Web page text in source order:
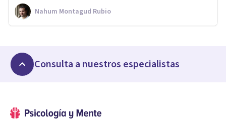
Nahum Montagud Rubio
Consulta a nuestros especialistas